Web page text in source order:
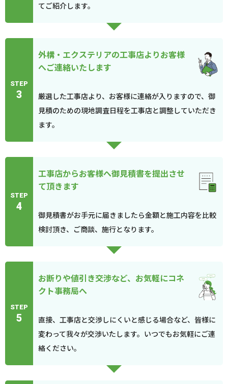
てご紹介します。
STEP
3
外構・エクステリアの工事店よりお客様
へご連絡いたします
厳選した工事店より、お客様に連絡が入りますので、御
見積のための現地調査日程を工事店と調整していただき
ます。
STEP
4
工事店からお客様へ御見積書を提出させ
て頂きます
御見積書がお手元に届きましたら金額と施工内容を比較
検討頂き、ご商談、施行となります。
STEP
5
お断りや値引き交渉など、お気軽にコネ
クト事務局へ
直接、工事店と交渉しにくいと感じる場合など、皆様に
変わって我々が交渉いたします。いつでもお気軽にご連
絡ください。